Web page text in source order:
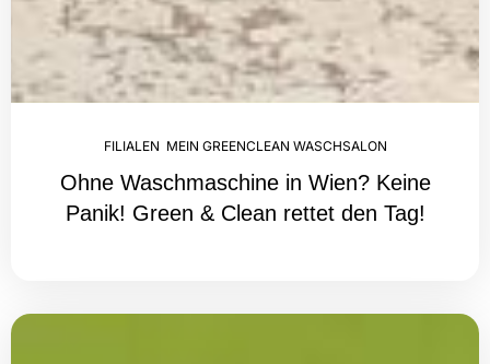
FILIALEN MEIN GREENCLEAN WASCHSALON
Ohne Waschmaschine in Wien? Keine
Panik! Green & Clean rettet den Tag!